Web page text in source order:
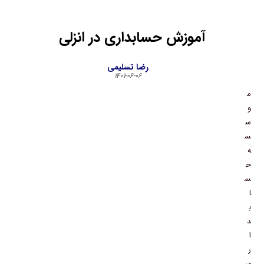
آموزش حسابداری در انزلی
رضا تسلیمی
۱۴۰۱-۰۶-۰۶
م
و
س
س
ه
ح
س
ا
ب
د
ا
ر